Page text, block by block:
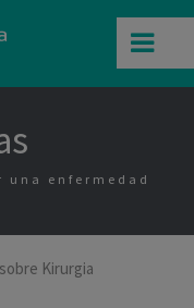
una enfermedad
Kirurgia